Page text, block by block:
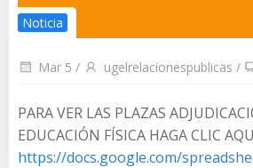
Noticia
Mar 5 / ugelrelacionespublicas /
PARA VER LAS PLAZAS
EDUCACIÓN FÍSICA HAGA CLIC
https://docs.google.com/